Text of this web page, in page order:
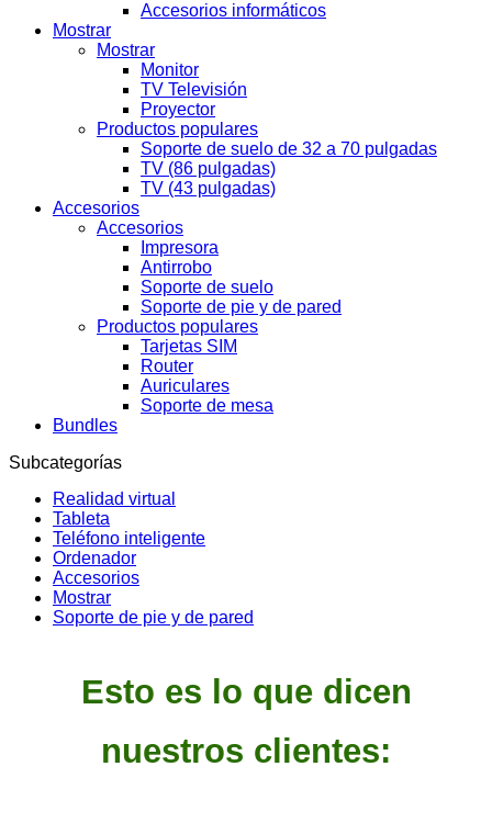
Accesorios informáticos
Mostrar
Mostrar
Monitor
TV Televisión
Proyector
Productos populares
Soporte de suelo de 32 a 70 pulgadas
TV (86 pulgadas)
TV (43 pulgadas)
Accesorios
Accesorios
Impresora
Antirrobo
Soporte de suelo
Soporte de pie y de pared
Productos populares
Tarjetas SIM
Router
Auriculares
Soporte de mesa
Bundles
Subcategorías
Realidad virtual
Tableta
Teléfono inteligente
Ordenador
Accesorios
Mostrar
Soporte de pie y de pared
Esto es lo que dicen
nuestros clientes: